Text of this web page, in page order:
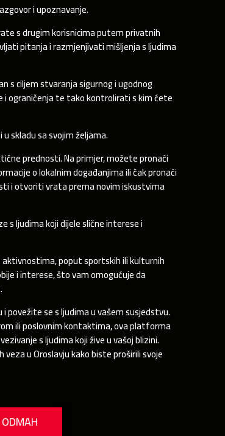
i upoznavanje.
s drugim korisnicima putem privatnih
pitanja i razmjenjivati mišljenja s ljudima
s ciljem stvaranja sigurnog i ugodnog
i ograničenja te tako kontrolirati s kim ćete
skladu sa svojim željama.
prednosti. Na primjer, možete pronaći
o lokalnim događanjima ili čak pronaći
i otvoriti vrata prema novim iskustvima
s ljudima koji dijele slične interese i
poput sportskih ili kulturnih
i interese, što vam omogućuje da
se s ljudima u vašem susjedstvu.
ili poslovnim kontaktima, ova platforma
s ljudima koji žive u vašoj blizini.
u Oroslavju kako biste proširili svoje